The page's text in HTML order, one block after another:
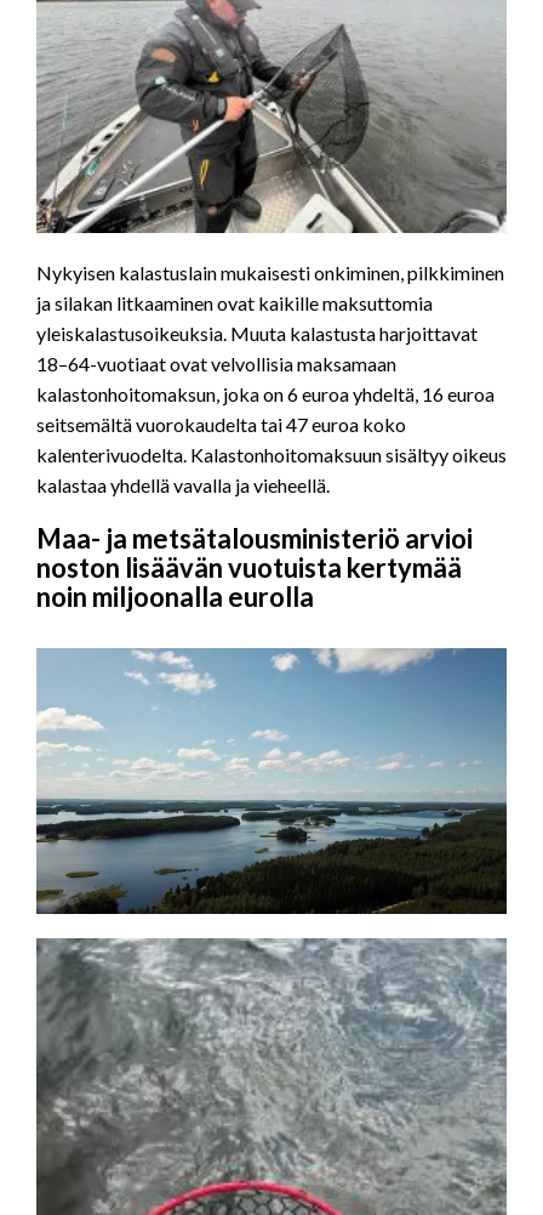
Nykyisen kalastuslain mukaisesti onkiminen, pilkkiminen
ja silakan litkaaminen ovat kaikille maksuttomia
yleiskalastusoikeuksia. Muuta kalastusta harjoittavat
18–64-vuotiaat ovat velvollisia maksamaan
kalastonhoitomaksun, joka on 6 euroa yhdeltä, 16 euroa
seitsemältä vuorokaudelta tai 47 euroa koko
kalenterivuodelta. Kalastonhoitomaksuun sisältyy oikeus
kalastaa yhdellä vavalla ja vieheellä.
Maa- ja metsätalousministeriö arvioi
noston lisäävän vuotuista kertymää
noin miljoonalla eurolla